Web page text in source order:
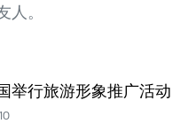
。
举行旅游形象推广活动